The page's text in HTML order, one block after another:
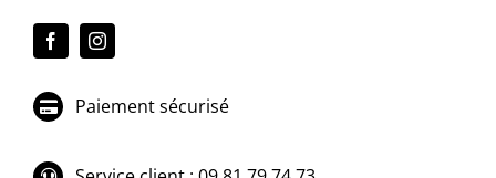
Paiement sécurisé